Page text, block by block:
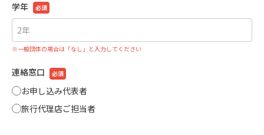
学年 必須
※一般団体の場合は「なし」と入力してください
連絡窓口 必須
お申し込み代表者
旅行代理店ご担当者